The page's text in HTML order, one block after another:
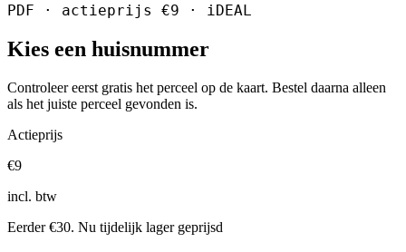
PDF · actieprijs €9 · iDEAL
Kies een huisnummer
Controleer eerst gratis het perceel op de kaart. Bestel daarna alleen
als het juiste perceel gevonden is.
Actieprijs
€9
incl. btw
Eerder €30. Nu tijdelijk lager geprijsd